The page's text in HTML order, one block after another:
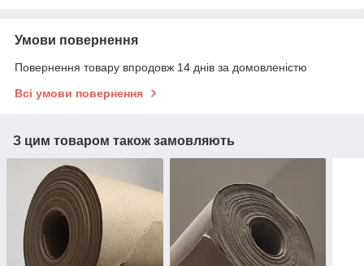
Умови повернення
Повернення товару впродовж 14 днів за домовленістю
Всі умови повернення
З цим товаром також замовляють